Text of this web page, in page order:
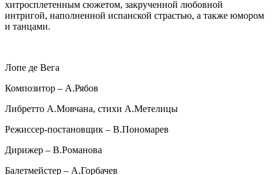
хитросплетенным сюжетом, закрученной любовной
интригой, наполненной испанской страстью, а также юмором
и танцами.
Лопе де Вега
Композитор – А.Рябов
Либретто А.Мовчана, стихи А.Метелицы
Режиссер-постановщик – В.Пономарев
Дирижер – В.Романова
Балетмейстер – А.Горбачев